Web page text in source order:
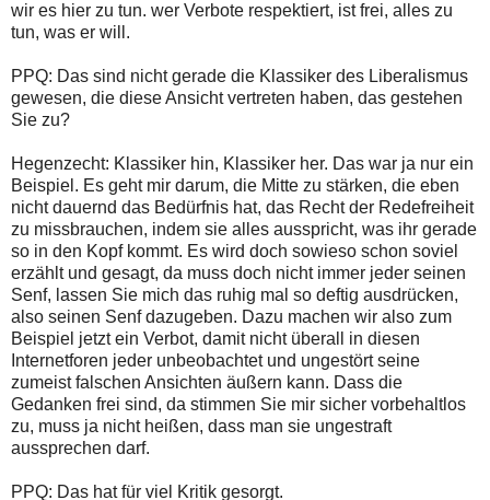
wir es hier zu tun. wer Verbote respektiert, ist frei, alles zu
tun, was er will.
PPQ: Das sind nicht gerade die Klassiker des Liberalismus
gewesen, die diese Ansicht vertreten haben, das gestehen
Sie zu?
Hegenzecht: Klassiker hin, Klassiker her. Das war ja nur ein
Beispiel. Es geht mir darum, die Mitte zu stärken, die eben
nicht dauernd das Bedürfnis hat, das Recht der Redefreiheit
zu missbrauchen, indem sie alles ausspricht, was ihr gerade
so in den Kopf kommt. Es wird doch sowieso schon soviel
erzählt und gesagt, da muss doch nicht immer jeder seinen
Senf, lassen Sie mich das ruhig mal so deftig ausdrücken,
also seinen Senf dazugeben. Dazu machen wir also zum
Beispiel jetzt ein Verbot, damit nicht überall in diesen
Internetforen jeder unbeobachtet und ungestört seine
zumeist falschen Ansichten äußern kann. Dass die
Gedanken frei sind, da stimmen Sie mir sicher vorbehaltlos
zu, muss ja nicht heißen, dass man sie ungestraft
aussprechen darf.
PPQ: Das hat für viel Kritik gesorgt.